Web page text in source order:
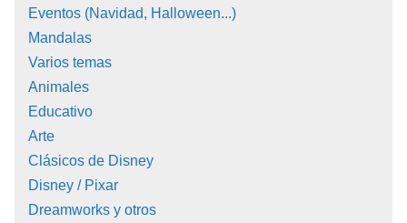
Eventos (Navidad, Halloween...)
Mandalas
Varios temas
Animales
Educativo
Arte
Clásicos de Disney
Disney / Pixar
Dreamworks y otros